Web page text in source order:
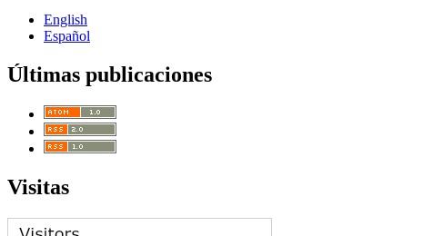
English
Español
Últimas publicaciones
Visitas